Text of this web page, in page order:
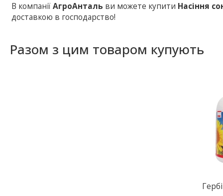
В компаніїАгроАнталь ви можете купити Насіння
доставкою в господарство!
Разом з цим товаром купують